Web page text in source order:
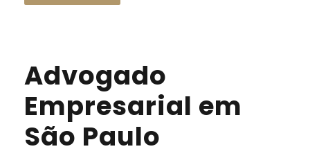
Advogado
Empresarial em
São Paulo